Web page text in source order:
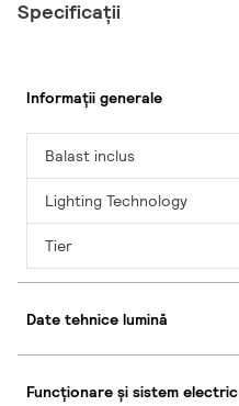
Specificații
Informații generale
Balast inclus
Lighting Technology
Tier
Date tehnice lumină
Funcționare și sistem electric